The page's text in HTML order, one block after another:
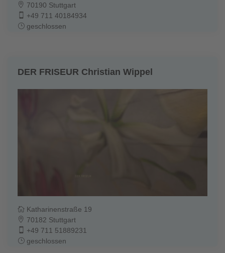
70190 Stuttgart
+49 711 40184934
geschlossen
DER FRISEUR Christian Wippel
Katharinenstraße 19
70182 Stuttgart
+49 711 51889231
geschlossen